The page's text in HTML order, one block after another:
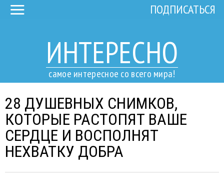
ИНТЕРЕСНО
самое интересное со всего мира!
ПОДПИСАТЬСЯ
28 ДУШЕВНЫХ СНИМКОВ,
КОТОРЫЕ РАСТОПЯТ ВАШЕ
СЕРДЦЕ И ВОСПОЛНЯТ
НЕХВАТКУ ДОБРА